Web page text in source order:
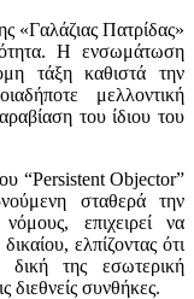
«Γαλάζιας Πατρίδας»
Η ενσωμάτωση
τάξη καθιστά την
μελλοντική
του ίδιου του
“Persistent Objector”
σταθερά την
επιχειρεί να
ελπίζοντας ότι
δική της εσωτερική
διεθνείς συνθήκες.